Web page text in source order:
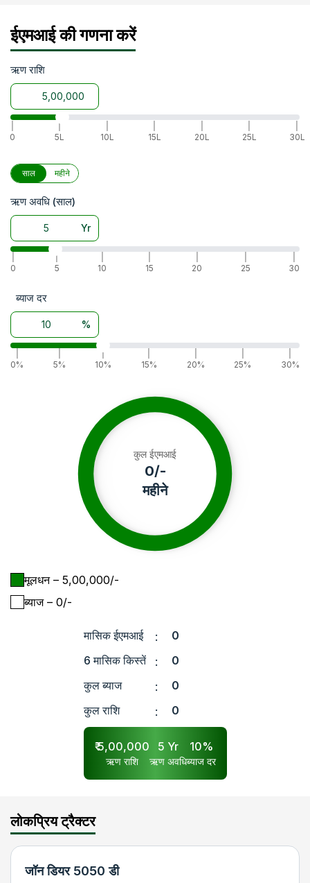
ईएमआई की गणना करें
ऋण राशि
0
|
5L
10L
15L
20L
25L
30L
साल महीने
ऋण अवधि (साल)
Yr
0
|
5
10
15
20
25
30
ब्याज दर
%
0%
5%
|
10%
15%
20%
25%
30%
कुल ईएमआई
0/-
महीने
मूलधन– ₹ 5,00,000/-
ब्याज– ₹ 0/-
मासिक ईएमआई :
0
6 मासिक किस्तें
:
0
कुल ब्याज
:
0
कुल राशि
: 0
₹5,00,000
ऋण राशि
5 Yr
ऋण अवधि
10%
ब्याज दर
लोकप्रिय ट्रैक्टर
जॉन डियर 5050 डी